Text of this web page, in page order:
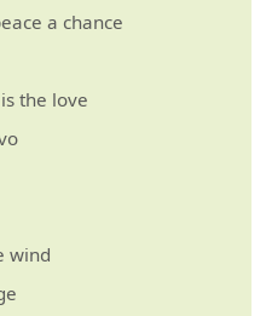
a chance
the love
wind